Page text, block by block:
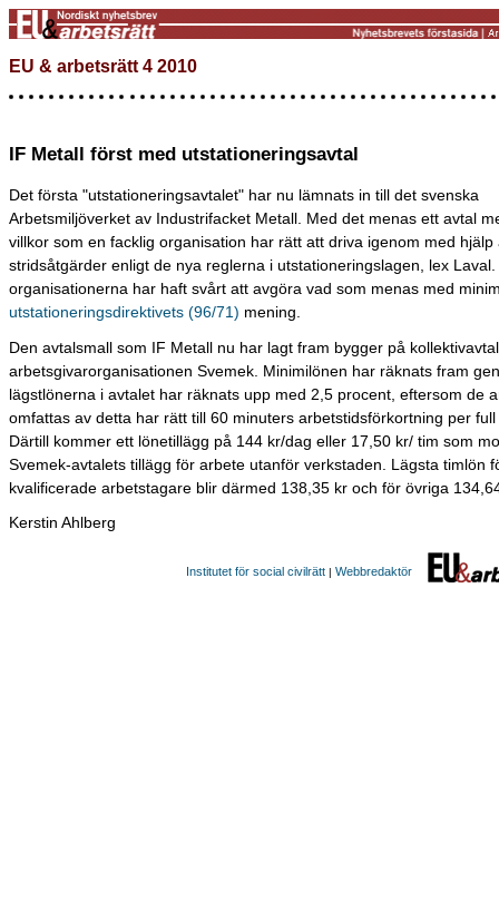
EU & arbetsrätt 4 2010
IF Metall först med utstationeringsavtal
Det första "utstationeringsavtalet" har nu lämnats in till det svenska
Arbetsmiljöverket av Industrifacket Metall. Med det menas ett avtal
villkor som en facklig organisation har rätt att driva igenom med hjälp
stridsåtgärder enligt de nya reglerna i utstationeringslagen, lex
organisationerna har haft svårt att avgöra vad som menas med
utstationeringsdirektivets (96/71) mening.
Den avtalsmall som IF Metall nu har lagt fram bygger på
arbetsgivarorganisationen Svemek. Minimilönen har räknats fram
lägstlönerna i avtalet har räknats upp med 2,5 procent, eftersom de
omfattas av detta har rätt till 60 minuters arbetstidsförkortning per full
Därtill kommer ett lönetillägg på 144 kr/dag eller 17,50 kr/ tim som
Svemek-avtalets tillägg för arbete utanför verkstaden. Lägsta timlön
kvalificerade arbetstagare blir därmed 138,35 kr och för övriga
Kerstin Ahlberg
Institutet för social civilrätt | Webbredaktör